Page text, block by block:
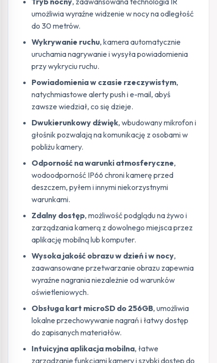
umożliwia wyraźne widzenie w nocy na odległość
do 30 metrów.
Wykrywanie ruchu, kamera automatycznie
uruchamia nagrywanie i wysyła powiadomienia
przy wykryciu ruchu.
Powiadomienia w czasie rzeczywistym,
natychmiastowe alerty push i e-mail, abyś
zawsze wiedział, co się dzieje.
Dwukierunkowy dźwięk, wbudowany mikrofon i
głośnik pozwalają na komunikację z osobami w
pobliżu kamery.
Odporność na warunki atmosferyczne,
wodoodporność IP66 chroni kamerę przed
deszczem, pyłem i innymi niekorzystnymi
warunkami.
Zdalny dostęp, możliwość podglądu na żywo i
zarządzania kamerą z dowolnego miejsca przez
aplikację mobilną lub komputer.
Wysoka jakość obrazu w dzień i w nocy,
zaawansowane przetwarzanie obrazu zapewnia
wyraźne nagrania niezależnie od warunków
oświetleniowych.
Obsługa kart microSD do 256GB, umożliwia
lokalne przechowywanie nagrań i łatwy dostęp
do zapisanych materiałów.
Intuicyjna aplikacja mobilna, łatwe
zarządzanie funkcjami kamery i szybki dostęp do